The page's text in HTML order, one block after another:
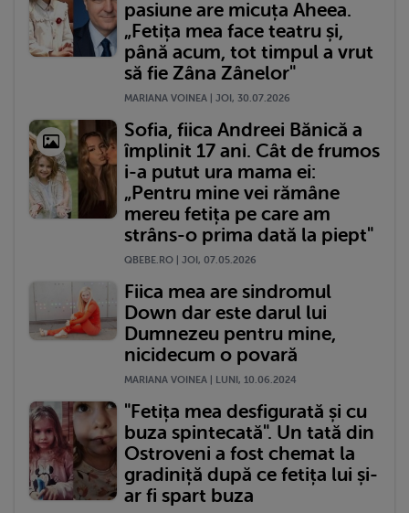
pasiune are micuța Aheea.
„Fetița mea face teatru și,
până acum, tot timpul a vrut
să fie Zâna Zânelor"
MARIANA VOINEA | JOI, 30.07.2026
Sofia, fiica Andreei Bănică a
împlinit 17 ani. Cât de frumos
i-a putut ura mama ei:
„Pentru mine vei rămâne
mereu fetița pe care am
strâns-o prima dată la piept"
QBEBE.RO | JOI, 07.05.2026
Fiica mea are sindromul
Down dar este darul lui
Dumnezeu pentru mine,
nicidecum o povară
MARIANA VOINEA | LUNI, 10.06.2024
"Fetița mea desfigurată și cu
buza spintecată". Un tată din
Ostroveni a fost chemat la
gradiniță după ce fetița lui și-
ar fi spart buza